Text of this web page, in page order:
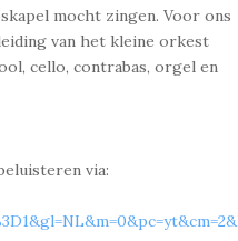
mocht zingen. Voor ons
van het kleine orkest
cello, contrabas, orgel en
via: